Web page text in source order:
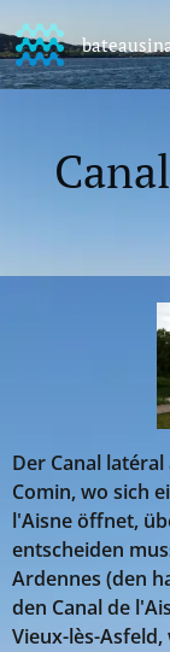
Der Canal
Comin, wo sich
l'Aisne öffnet,
entscheiden
Ardennes (den
den Canal de
Vieux-lès-